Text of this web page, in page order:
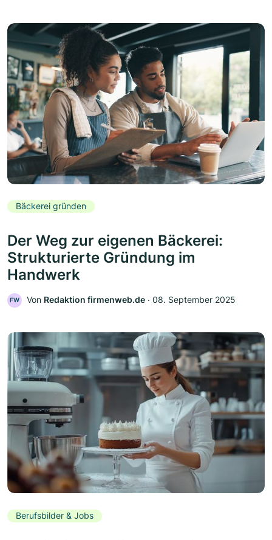
Bäckerei gründen
Der Weg zur eigenen Bäckerei:
Strukturierte Gründung im
Handwerk
FW Von Redaktion firmenweb.de ‧ 08. September 2025
Berufsbilder & Jobs